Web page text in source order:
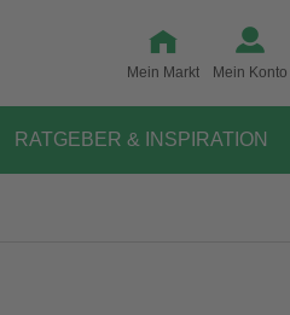
Mein Markt Mein Konto
RATGEBER & INSPIRATION